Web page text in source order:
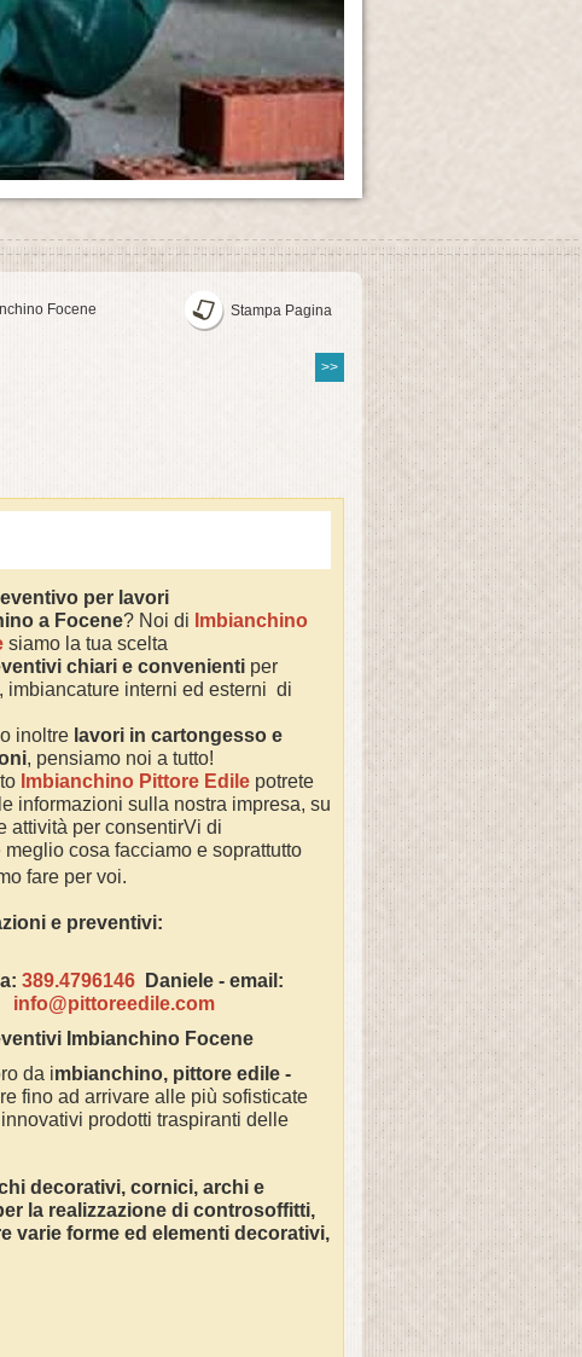
Focene Stampa Pagina
>>
per lavori
a Focene? Noi di Imbianchino
siamo la tua scelta
chiari e convenienti per
imbiancature interni ed esterni di
inoltre lavori in cartongesso e
, pensiamo noi a tutto!
Imbianchino Pittore Edile potrete
informazioni sulla nostra impresa, su
attività per consentirVi di
cosa facciamo e soprattutto
fare per voi.
e preventivi:
389.4796146Daniele - email:
info@pittoreedile.com
Imbianchino Focene
da imbianchino, pittore edile -
fino ad arrivare alle più sofisticate
prodotti traspiranti delle
decorativi, cornici, archi e
la realizzazione di controsoffitti,
varie forme ed elementi decorativi,